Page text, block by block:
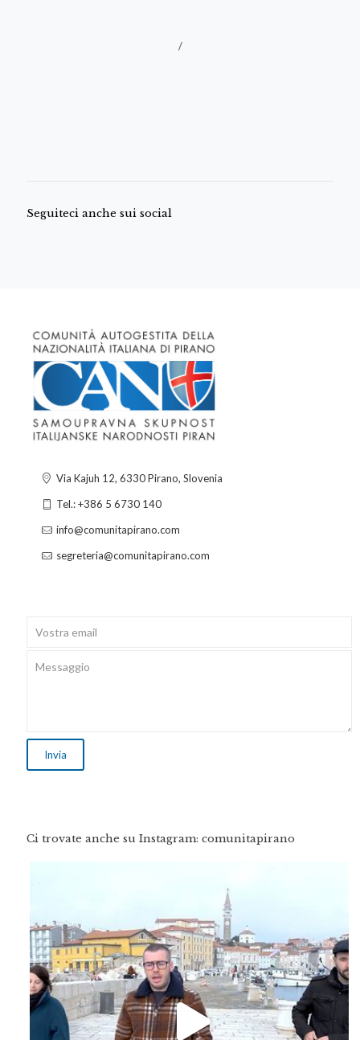
/
Seguiteci anche sui social
Via Kajuh 12, 6330 Pirano, Slovenia
Tel.: +386 5 6730 140
info@comunitapirano.com
segreteria@comunitapirano.com
Ci trovate anche su Instagram: comunitapirano